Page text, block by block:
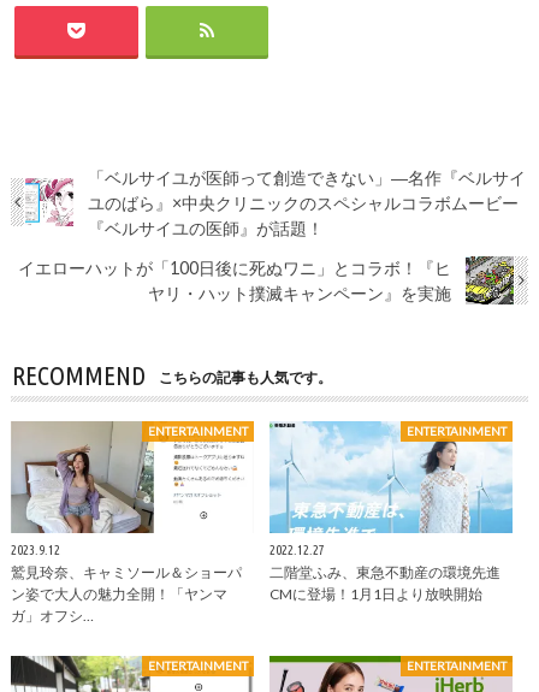
「ベルサイユが医師って創造できない」―名作『ベルサイ
ユのばら』×中央クリニックのスペシャルコラボムービー
『ベルサイユの医師』が話題！
イエローハットが「100日後に死ぬワニ」とコラボ！『ヒ
ヤリ・ハット撲滅キャンペーン』を実施
RECOMMEND こちらの記事も人気です。
ENTERTAINMENT
2023.9.12
鷲見玲奈、キャミソール＆ショーパ
ン姿で大人の魅力全開！「ヤンマ
ガ」オフシ…
ENTERTAINMENT
2022.12.27
二階堂ふみ、東急不動産の環境先進
CMに登場！1月1日より放映開始
ENTERTAINMENT ENTERTAINMENT